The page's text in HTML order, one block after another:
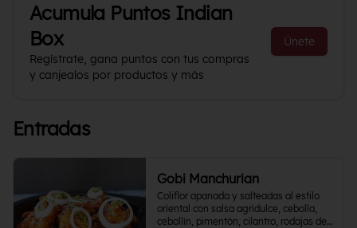
Acumula Puntos Indian
Box
Regístrate, gana puntos con tus compras
y canjealos por productos y más
Únete
Entradas
Gobi Manchurian
Coliflor apanada y salteadas al estilo
oriental con salsa agridulce, cebolla,
cebollín, pimentón, cilantro, rodajas de